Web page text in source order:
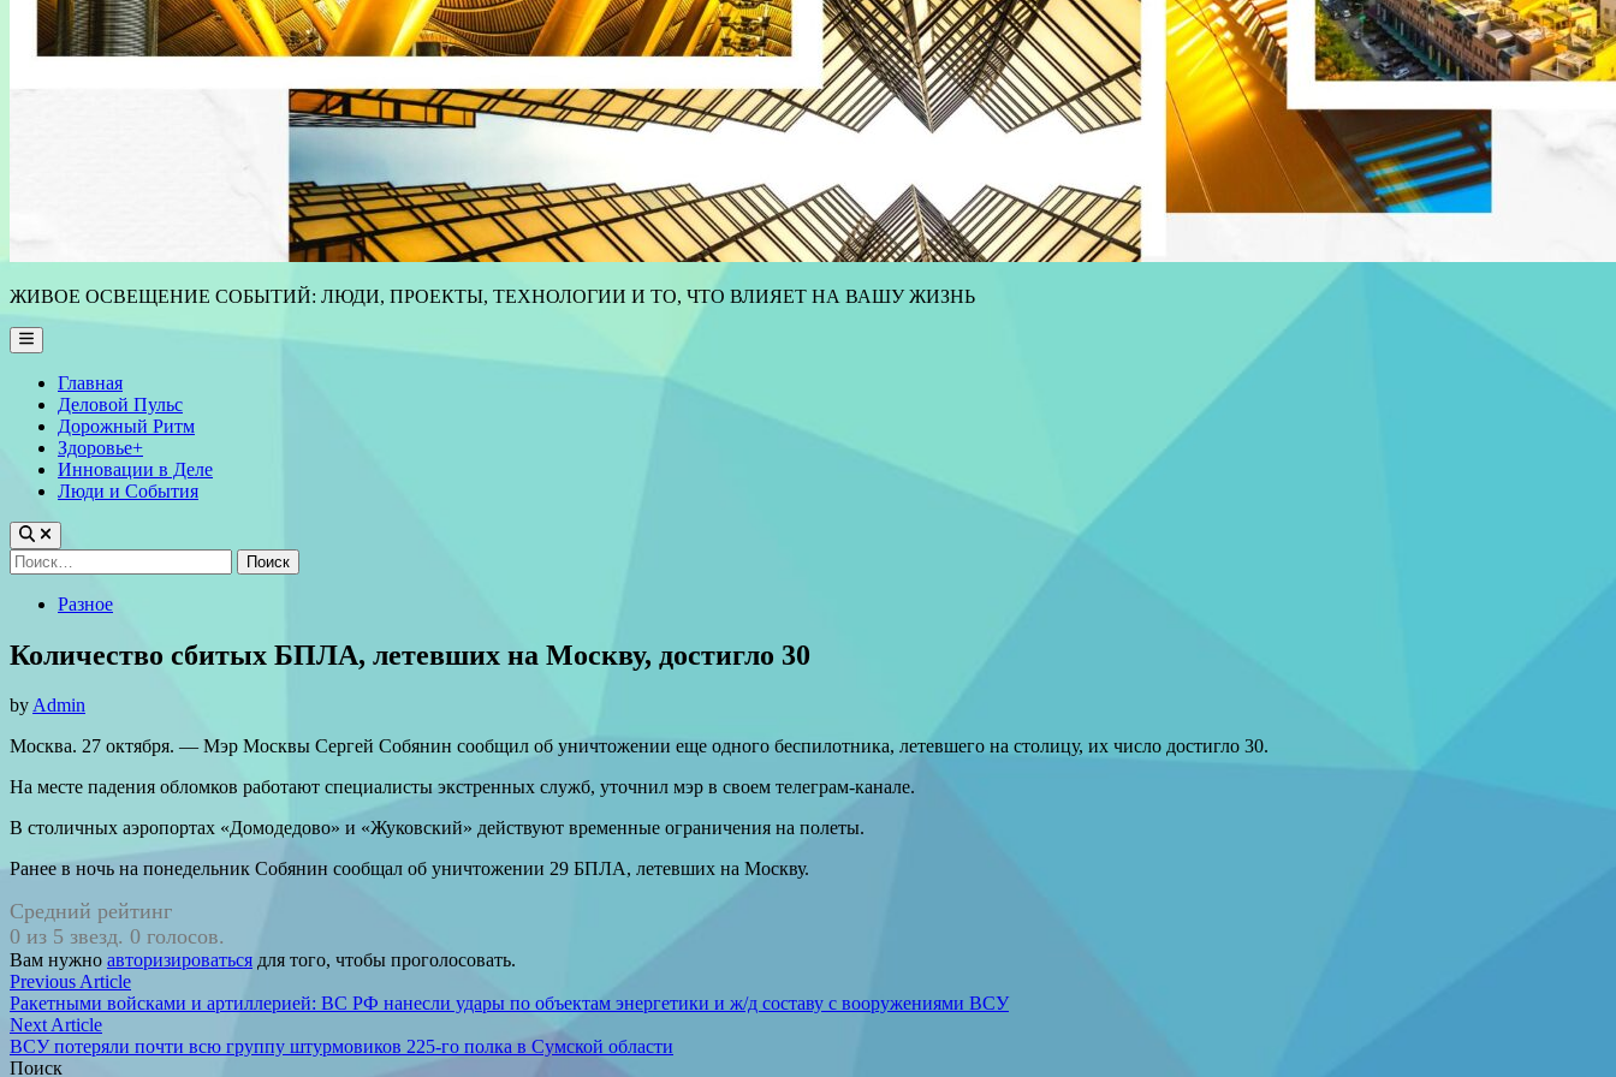
ЖИВОЕ ОСВЕЩЕНИЕ СОБЫТИЙ: ЛЮДИ, ПРОЕКТЫ, ТЕХНОЛОГИИ И ТО, ЧТО ВЛИЯЕТ НА ВАШУ ЖИЗНЬ
Main
Menu
Главная
Деловой Пульс
Дорожный Ритм
Здоровье+
Инновации в Деле
Люди и События
Найти:
PostedРазное
Количество сбитых БПЛА, летевших на Москву, достигло 30
byAdmin
Москва. 27 октября. — Мэр Москвы Сергей Собянин сообщил об уничтожении еще одного беспилотника, летевшего на столицу, их число достигло 30.
На месте падения обломков работают специалисты экстренных служб, уточнил мэр в своем телеграм-канале.
В столичных аэропортах «Домодедово» и «Жуковский» действуют временные ограничения на полеты.
Ранее в ночь на понедельник Собянин сообщал об уничтожении 29 БПЛА, летевших на Москву.
Средний рейтинг
0 из 5 звезд. 0 голосов.
Вам нужно авторизироваться для того, чтобы проголосовать.
Навигация
по
записям
Previous ArticlePrevious
article:
Ракетными войсками и артиллерией: ВС РФ нанесли удары по объектам энергетики и ж/д составу с вооружениями ВСУ
Next ArticleNext
article:
ВСУ потеряли почти всю группу штурмовиков 225-го полка в Сумской области
Поиск